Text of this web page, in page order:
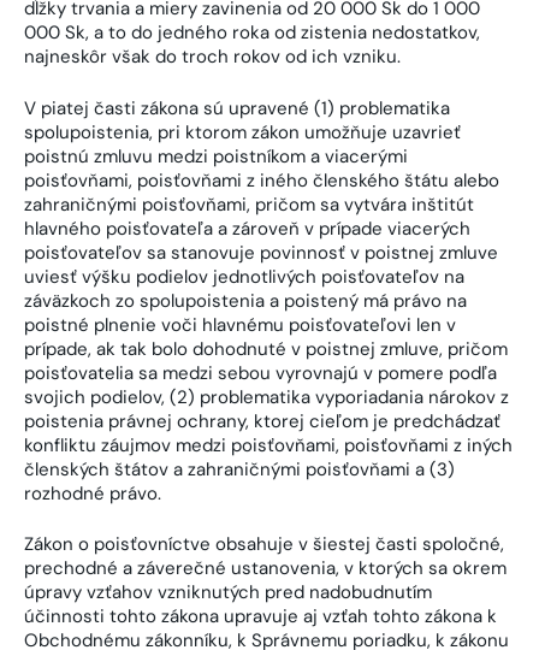
dĺžky trvania a miery zavinenia od 20 000 Sk do 1 000
000 Sk, a to do jedného roka od zistenia nedostatkov,
najneskôr však do troch rokov od ich vzniku.
V piatej časti zákona sú upravené (1) problematika
spolupoistenia, pri ktorom zákon umožňuje uzavrieť
poistnú zmluvu medzi poistníkom a viacerými
poisťovňami, poisťovňami z iného členského štátu alebo
zahraničnými poisťovňami, pričom sa vytvára inštitút
hlavného poisťovateľa a zároveň v prípade viacerých
poisťovateľov sa stanovuje povinnosť v poistnej zmluve
uviesť výšku podielov jednotlivých poisťovateľov na
záväzkoch zo spolupoistenia a poistený má právo na
poistné plnenie voči hlavnému poisťovateľovi len v
prípade, ak tak bolo dohodnuté v poistnej zmluve, pričom
poisťovatelia sa medzi sebou vyrovnajú v pomere podľa
svojich podielov, (2) problematika vyporiadania nárokov z
poistenia právnej ochrany, ktorej cieľom je predchádzať
konfliktu záujmov medzi poisťovňami, poisťovňami z iných
členských štátov a zahraničnými poisťovňami a (3)
rozhodné právo.
Zákon o poisťovníctve obsahuje v šiestej časti spoločné,
prechodné a záverečné ustanovenia, v ktorých sa okrem
úpravy vzťahov vzniknutých pred nadobudnutím
účinnosti tohto zákona upravuje aj vzťah tohto zákona k
Obchodnému zákonníku, k Správnemu poriadku, k zákonu